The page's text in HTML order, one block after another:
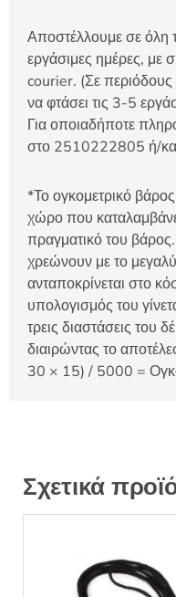
Αποστέλλουμε σε όλη
εργάσιμες ημέρες, με
courier. (Σε
να φτάσει τις 3-5
Για οποιαδήποτε
στο 2510222805 ή/
*Το ογκομετρικό
χώρο που
πραγματικό του βάρος.
χρεώνουν με το
ανταποκρίνεται στο
υπολογισμός του
τρεις διαστάσεις του
διαιρώντας το
30 × 15) / 5000 =
Σχετικά